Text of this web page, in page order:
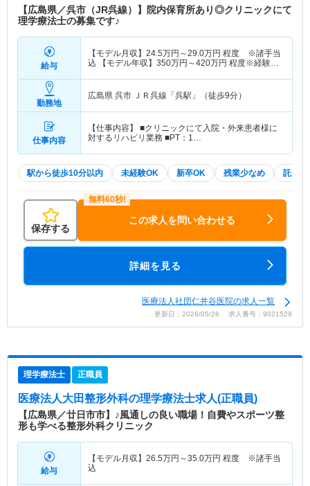
【広島県／呉市（JR呉線）】院内保育所あり◎クリニックにて
理学療法士の募集です♪
給与
【モデル月収】 24.5万円～29.0万円 程度 ※諸手当
込 【モデル年収】 350万円～420万円 程度※経験に
勤務地
広島県 呉市 ＪＲ呉線「呉駅」（徒歩9分）
仕事内容
【仕事内容】 ■クリニックにて入院・外来患者様に
対するリハビリ業務 ■PT：1…
駅から徒歩10分以内 未経験OK 新卒OK 残業少なめ 託児所
保存する
この求人を問い合わせる
詳細を見る
医療法人社団仁井谷医院の求人一覧
更新日：2026/05/26 求人番号：9021529
理学療法士 正職員
医療法人大田整形外科の理学療法士求人(正職員)
【広島県／廿日市市】♪風通しの良い職場！自費やスポーツ整
形も学べる整形外科クリニック
給与
【モデル月収】 26.5万円～35.0万円 程度 ※諸手当
込